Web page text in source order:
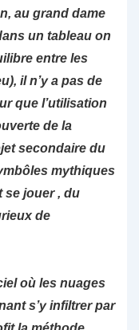
au grand dame
un tableau on
entre les
il n’y a pas de
que l’utilisation
de la
secondaire du
mythiques
se jouer , du
de
où les nuages
s’y infiltrer par